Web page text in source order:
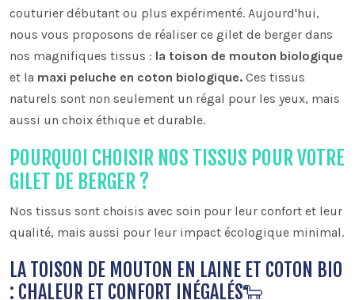
couturier débutant ou plus expérimenté. Aujourd'hui,
nous vous proposons de réaliser ce gilet de berger dans
nos magnifiques tissus : la toison de mouton biologique
et la maxi peluche en coton biologique. Ces tissus
naturels sont non seulement un régal pour les yeux, mais
aussi un choix éthique et durable.
POURQUOI CHOISIR NOS TISSUS POUR VOTRE
GILET DE BERGER ?
Nos tissus sont choisis avec soin pour leur confort et leur
qualité, mais aussi pour leur impact écologique minimal.
LA TOISON DE MOUTON EN LAINE ET COTON BIO
: CHALEUR ET CONFORT INÉGALÉS🐑